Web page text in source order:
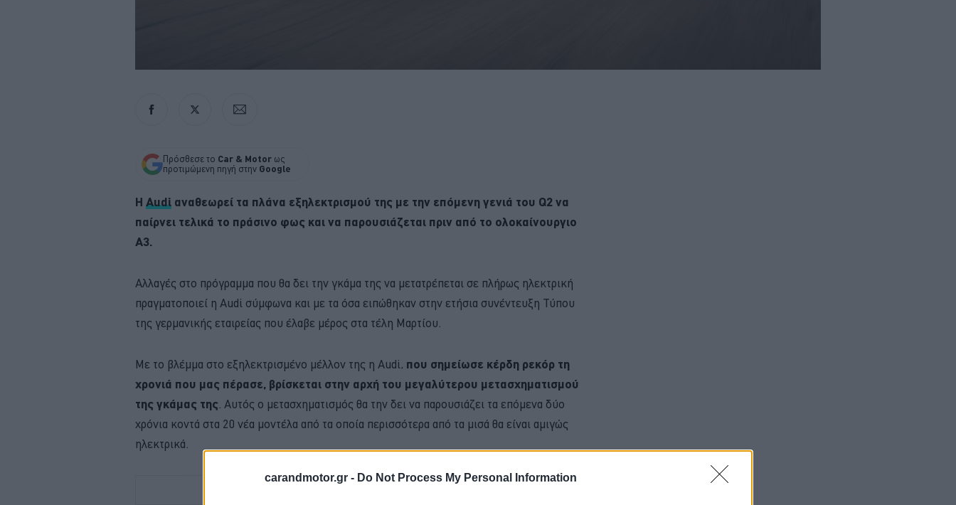
carandmotor.gr - Do Not Process My Personal Information
Πρόσθεσε το Car & Motor ως
προτιμώμενη πηγή στην Google
Η Audi αναθεωρεί τα πλάνα εξηλεκτρισμού της με την επόμενη γενιά του Q2 να
παίρνει τελικά το πράσινο φως και να παρουσιάζεται πριν από το ολοκαίνουργιο
A3.
Αλλαγές στο πρόγραμμα που θα δει την γκάμα της να μετατρέπεται σε πλήρως ηλεκτρική
πραγματοποιεί η Audi σύμφωνα και με τα όσα ειπώθηκαν στην ετήσια συνέντευξη Τύπου
της γερμανικής εταιρείας που έλαβε μέρος στα τέλη Μαρτίου.
Με το βλέμμα στο εξηλεκτρισμένο μέλλον της η Audi, που σημείωσε κέρδη ρεκόρ τη
χρονιά που μας πέρασε, βρίσκεται στην αρχή του μεγαλύτερου μετασχηματισμού
της γκάμας της . Αυτός ο μετασχηματισμός θα την δει να παρουσιάζει τα επόμενα δύο
χρόνια κοντά στα 20 νέα μοντέλα από τα οποία περισσότερα από τα μισά θα είναι αμιγώς
ηλεκτρικά.